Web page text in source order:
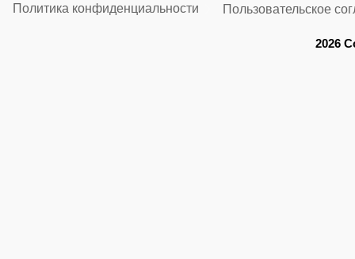
Политика конфиденциальности Пользовательское
2026